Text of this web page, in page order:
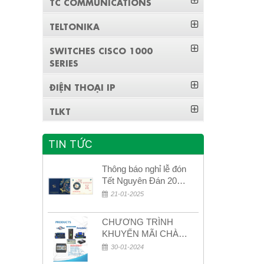
TELTONIKA
SWITCHES CISCO 1000
SERIES
ĐIỆN THOẠI IP
TLKT
TIN TỨC
Thông báo nghỉ lễ đón
Tết Nguyên Đán 2026
– Xuân Bính Ngọ!
21-01-2025
CHƯƠNG TRÌNH
KHUYẾN MÃI CHÀO
MỪNG NĂM MỚI
30-01-2024